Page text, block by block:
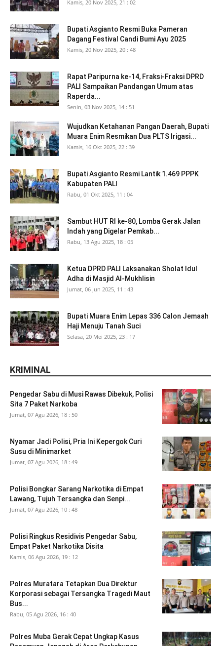
Kamis, 20 Nov 2025, 21 : 02
Bupati Asgianto Resmi Buka Pameran
Dagang Festival Candi Bumi Ayu 2025
Kamis, 20 Nov 2025, 20 : 48
Rapat Paripurna ke-14, Fraksi-Fraksi DPRD
PALI Sampaikan Pandangan Umum atas
Raperda...
Senin, 03 Nov 2025, 14 : 51
Wujudkan Ketahanan Pangan Daerah, Bupati
Muara Enim Resmikan Dua PLTS Irigasi...
Kamis, 16 Okt 2025, 22 : 39
Bupati Asgianto Resmi Lantik 1.469 PPPK
Kabupaten PALI
Rabu, 01 Okt 2025, 11 : 04
Sambut HUT RI ke-80, Lomba Gerak Jalan
Indah yang Digelar Pemkab...
Rabu, 13 Agu 2025, 18 : 05
Ketua DPRD PALI Laksanakan Sholat Idul
Adha di Masjid Al-Mukhlisin
Jumat, 06 Jun 2025, 11 : 43
Bupati Muara Enim Lepas 336 Calon Jemaah
Haji Menuju Tanah Suci
Selasa, 20 Mei 2025, 23 : 17
KRIMINAL
Pengedar Sabu di Musi Rawas Dibekuk, Polisi
Sita 7 Paket Narkoba
Jumat, 07 Agu 2026, 18 : 50
Nyamar Jadi Polisi, Pria Ini Kepergok Curi
Susu di Minimarket
Jumat, 07 Agu 2026, 18 : 49
Polisi Bongkar Sarang Narkotika di Empat
Lawang, Tujuh Tersangka dan Senpi...
Jumat, 07 Agu 2026, 10 : 48
Polisi Ringkus Residivis Pengedar Sabu,
Empat Paket Narkotika Disita
Kamis, 06 Agu 2026, 19 : 12
Polres Muratara Tetapkan Dua Direktur
Korporasi sebagai Tersangka Tragedi Maut
Bus...
Rabu, 05 Agu 2026, 16 : 40
Polres Muba Gerak Cepat Ungkap Kasus